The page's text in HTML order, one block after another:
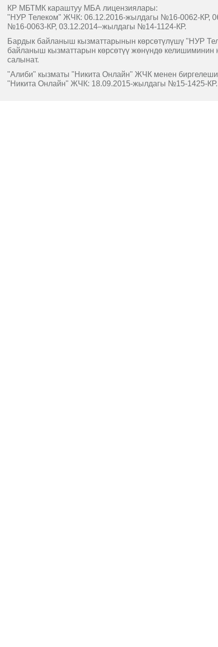
КР МБТМК караштуу МБА лицензиялары:
"НУР Телеком" ЖЧК: 06.12.2016-жылдагы №16-0062-КР,
№16-0063-КР, 03.12.2014–жылдагы №14-1124-КР.
Бардык байланыш кызматтарынын көрсөтүлүшү "НУР
байланыш кызматтарын көрсөтүү жөнүндө келишиминин
салынат.
"Алиби" кызматы "Никита Онлайн" ЖЧК менен
"Никита Онлайн" ЖЧК: 18.09.2015-жылдагы №15-1425-КР.